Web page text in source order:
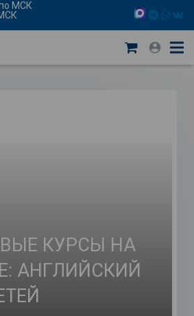
по МСК
КУРСЫ НА
АНГЛИЙСКИЙ